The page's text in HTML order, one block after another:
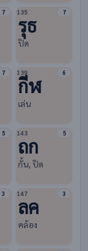
7 135 7
รุธ
ปิด
7 139 6
กีฬ
เล่น
5 143 5
ถก
กั้น, ปิด
3 147 3
ลค
คล้อง